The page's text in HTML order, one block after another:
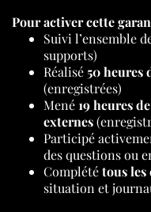
Pour activer cette
Suivi l’ensemble
supports)
Réalisé 50 heures
(enregistrées)
Mené19 heures
externes
Participé
des questions ou
Complététous les
situation et